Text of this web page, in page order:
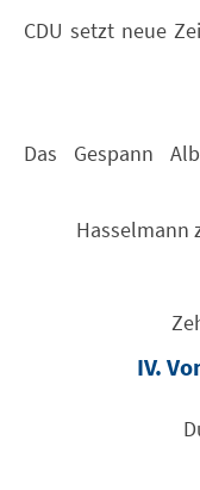
CDU setzt neue
Das Gespann
Hasselmann
IV.